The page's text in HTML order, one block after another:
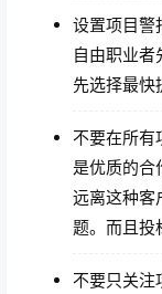
设置项目警
自由职业
先选择最快
不要在所有
是优质的合
远离这种客
题。而且投
不要只关注